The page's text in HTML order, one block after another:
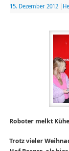
15. Dezember 2012
Roboter melkt
Trotz vieler